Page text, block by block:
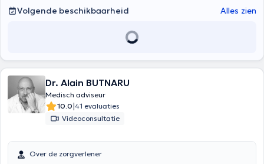
Volgende beschikbaarheid
Alles zien
Dr. Alain BUTNARU
Medisch adviseur
10.0|41 evaluaties
Videoconsultatie
Over de zorgverlener